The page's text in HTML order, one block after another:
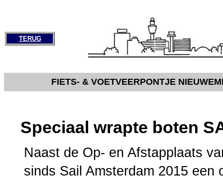
TERUG
FIETS- & VOETVEERPONTJE
Speciaal wrapte boten
Naast de Op- en Afstapplaats
sinds Sail Amsterdam 2015 een